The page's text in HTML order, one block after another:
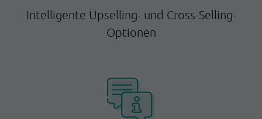
Intelligente Upselling- und Cross-Selling-
Optionen